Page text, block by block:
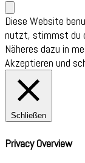
Diese Website
nutzt, stimmst du
Näheres dazu in
Akzeptieren und
Schließen
Privacy Overview